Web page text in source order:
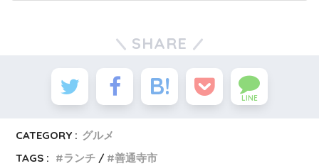
SHARE
LINE
CATEGORY : グルメ
TAGS :
ランチ 善通寺市